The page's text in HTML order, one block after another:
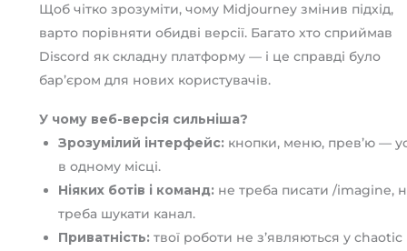
Щоб чітко зрозуміти, чому Midjourney змінив підхід,
варто порівняти обидві версії. Багато хто сприймав
Discord як складну платформу — і це справді було
бар’єром для нових користувачів.
У чому веб-версія сильніша?
Зрозумілий інтерфейс: кнопки, меню, прев’ю —
в одному місці.
Ніяких ботів і команд: не треба писати /imagine,
треба шукати канал.
Приватність: твої роботи не з’являються у chaotic